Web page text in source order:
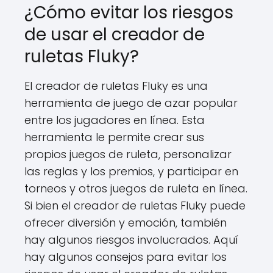
¿Cómo evitar los riesgos
de usar el creador de
ruletas Fluky?
El creador de ruletas Fluky es una
herramienta de juego de azar popular
entre los jugadores en línea. Esta
herramienta le permite crear sus
propios juegos de ruleta, personalizar
las reglas y los premios, y participar en
torneos y otros juegos de ruleta en línea.
Si bien el creador de ruletas Fluky puede
ofrecer diversión y emoción, también
hay algunos riesgos involucrados. Aquí
hay algunos consejos para evitar los